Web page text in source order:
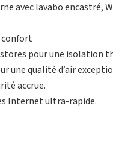
avec lavabo encastré,
confort
pour une isolation
une qualité d’air
accrue.
Internet ultra-rapide.